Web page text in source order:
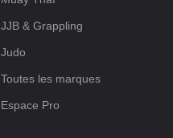
JJB & Grappling
Judo
Toutes les marques
Espace Pro